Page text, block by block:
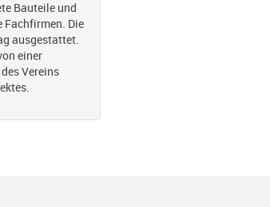
Bauteile und
Fachfirmen. Die
ausgestattet.
einer
Vereins